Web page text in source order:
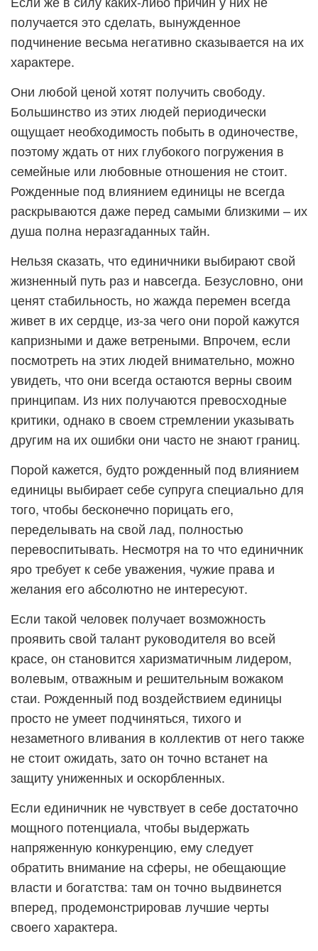
получается это сделать, вынужденное
подчинение весьма негативно сказывается на их
характере.
Они любой ценой хотят получить свободу.
Большинство из этих людей периодически
ощущает необходимость побыть в одиночестве,
поэтому ждать от них глубокого погружения в
семейные или любовные отношения не стоит.
Рожденные под влиянием единицы не всегда
раскрываются даже перед самыми близкими – их
душа полна неразгаданных тайн.
Нельзя сказать, что единичники выбирают свой
жизненный путь раз и навсегда. Безусловно, они
ценят стабильность, но жажда перемен всегда
живет в их сердце, из-за чего они порой кажутся
капризными и даже ветреными. Впрочем, если
посмотреть на этих людей внимательно, можно
увидеть, что они всегда остаются верны своим
принципам. Из них получаются превосходные
критики, однако в своем стремлении указывать
другим на их ошибки они часто не знают границ.
Порой кажется, будто рожденный под влиянием
единицы выбирает себе супруга специально для
того, чтобы бесконечно порицать его,
переделывать на свой лад, полностью
перевоспитывать. Несмотря на то что единичник
яро требует к себе уважения, чужие права и
желания его абсолютно не интересуют.
Если такой человек получает возможность
проявить свой талант руководителя во всей
красе, он становится харизматичным лидером,
волевым, отважным и решительным вожаком
стаи. Рожденный под воздействием единицы
просто не умеет подчиняться, тихого и
незаметного вливания в коллектив от него также
не стоит ожидать, зато он точно встанет на
защиту униженных и оскорбленных.
Если единичник не чувствует в себе достаточно
мощного потенциала, чтобы выдержать
напряженную конкуренцию, ему следует
обратить внимание на сферы, не обещающие
власти и богатства: там он точно выдвинется
вперед, продемонстрировав лучшие черты
своего характера.